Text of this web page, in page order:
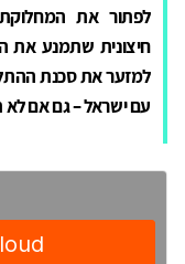
לפתור את
חיצונית שתמנע את
למזער את סכנת
עם ישראל – גם אם לא